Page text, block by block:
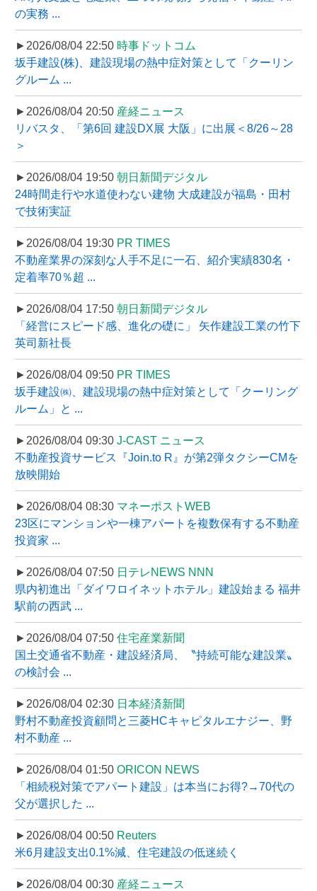
の実務 ...
►2026/08/04 22:50 時事ドットコム
坂手建設(株)、建設現場の熱中症対策として「クーリン
グルーム ...
►2026/08/04 20:50 産経ニュース
リバスタ、「第6回 建設DX展 大阪」に出展＜8/26～28
＞
►2026/08/04 19:50 朝日新聞デジタル
24時間走行や水道使わない建物 大成建設が福島・田村
で技術実証
►2026/08/04 19:30 PR TIMES
不動産業界の深刻な人手不足に一石、紹介実績830名・
定着率70％超 ...
►2026/08/04 17:50 朝日新聞デジタル
「経営にスピード感、進化の礎に」 矢作建設工業の竹下
英司新社長
►2026/08/04 09:50 PR TIMES
坂手建設㈱、建設現場の熱中症対策として「クーリング
ルーム」と ...
►2026/08/04 09:30 J-CAST ニュース
不動産投資サービス『Join.to R』が第2弾タクシーCMを
放映開始
►2026/08/04 08:30 マネーポストWEB
23区にマンションや一棟アパートを複数保有する不動産
投資家 ...
►2026/08/04 07:50 日テレNEWS NNN
県内初進出「ダイワロイネットホテル」建設始まる 福井
駅前の西武 ...
►2026/08/04 07:50 住宅産業新聞
国土交通省不動産・建設経済局、〝持続可能な建設業〟
の検討会 ...
►2026/08/04 02:30 日本経済新聞
野村不動産投資顧問と三菱HCキャピタルエナジー、野
村不動産 ...
►2026/08/04 01:50 ORICON NEWS
「相続税対策でアパート建設」は本当にお得?→70代の
父が選択した ...
►2026/08/04 00:50 Reuters
米6月建設支出0.1%減、住宅建設の低迷続く
►2026/08/04 00:30 産経ニュース